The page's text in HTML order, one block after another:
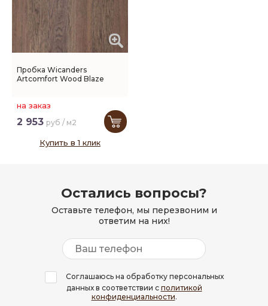
Пробка Wicanders
Artcomfort Wood Blaze
на заказ
2 953 руб / м2
Купить в 1 клик
Остались вопросы?
Оставьте телефон, мы перезвоним и
ответим на них!
Соглашаюсь на обработку персональных
данных в соответствии с политикой
конфиденциальности.